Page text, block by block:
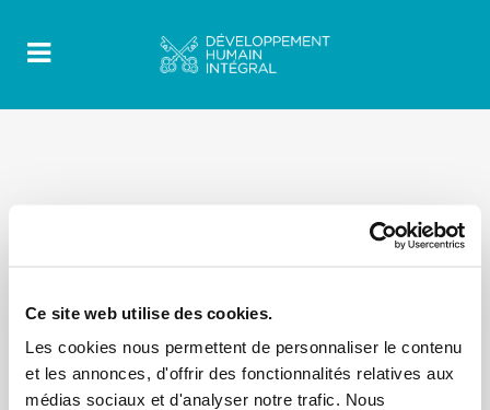
Ce site web utilise des cookies.
Les cookies nous permettent de personnaliser le contenu
et les annonces, d'offrir des fonctionnalités relatives aux
médias sociaux et d'analyser notre trafic. Nous